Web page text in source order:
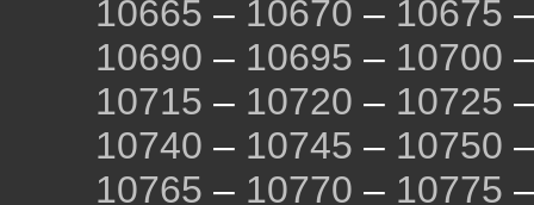
10665 – 10670 – 10675
10690 – 10695 – 10700
10715 – 10720 – 10725
10740 – 10745 – 10750
10765 – 10770 – 10775